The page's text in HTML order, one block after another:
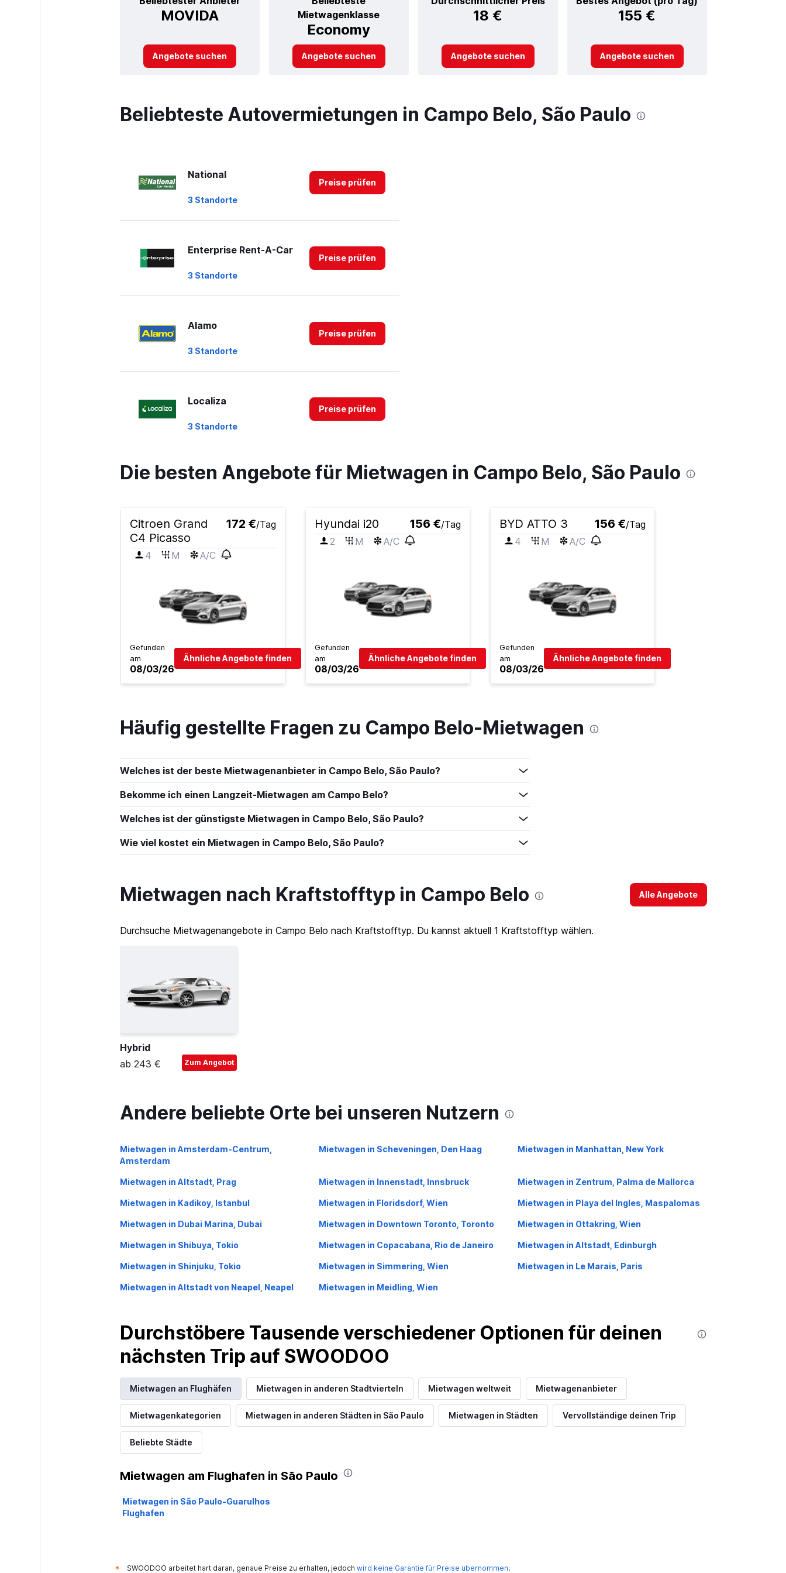
MOVIDA
Mietwagenklasse
Economy
18 € 155 €
Angebote suchen Angebote suchen Angebote suchen Angebote suchen
Beliebteste Autovermietungen in Campo Belo, São Paulo
National
3 Standorte
Preise prüfen
Enterprise Rent-A-Car
3 Standorte
Preise prüfen
Alamo
3 Standorte
Preise prüfen
Localiza
3 Standorte
Preise prüfen
Budget
FOCO
2 Bewertungen
1 Standort
Avis
Preise prüfen
Hertz
1 Bewertung
Die besten Angebote für Mietwagen in Campo Belo, São Paulo
Citroen Grand
C4 Picasso
172 €/Tag
4 M A/C
Gefunden
am
08/03/26
Ähnliche Angebote finden
Hyundai i20 156 €/Tag
2
M A/C
Gefunden
am
08/03/26
Ähnliche Angebote finden
BYD ATTO 3 156 €/Tag
4
M A/C
Gefunden
am
08/03/26
Ähnliche Angebote finden
Häufig gestellte Fragen zu Campo Belo-Mietwagen
Welches ist der beste Mietwagenanbieter in Campo Belo, São Paulo?
Bekomme ich einen Langzeit-Mietwagen am Campo Belo?
Welches ist der günstigste Mietwagen in Campo Belo, São Paulo?
Wie viel kostet ein Mietwagen in Campo Belo, São Paulo?
Mietwagen nach Kraftstofftyp in Campo Belo Alle Angebote
Durchsuche Mietwagenangebote in Campo Belo nach Kraftstofftyp. Du kannst aktuell 1 Kraftstofftyp wählen.
Hybrid
ab 243 €
Zum Angebot
Andere beliebte Orte bei unseren Nutzern
Mietwagen in Amsterdam-Centrum,
Amsterdam
Mietwagen in Scheveningen, Den Haag Mietwagen in Manhattan, New York
Mietwagen in Altstadt, Prag Mietwagen in Innenstadt, Innsbruck Mietwagen in Zentrum, Palma de Mallorca
Mietwagen in Kadikoy, Istanbul Mietwagen in Floridsdorf, Wien Mietwagen in Playa del Ingles, Maspalomas
Mietwagen in Dubai Marina, Dubai Mietwagen in Downtown Toronto, Toronto Mietwagen in Ottakring, Wien
Mietwagen in Shibuya, Tokio Mietwagen in Copacabana, Rio de Janeiro Mietwagen in Altstadt, Edinburgh
Mietwagen in Shinjuku, Tokio Mietwagen in Simmering, Wien Mietwagen in Le Marais, Paris
Mietwagen in Altstadt von Neapel, Neapel Mietwagen in Meidling, Wien
Durchstöbere Tausende verschiedener Optionen für deinen
nächsten Trip auf SWOODOO
Mietwagen an Flughäfen Mietwagen in anderen Stadtvierteln Mietwagen weltweit Mietwagenanbieter
Mietwagenkategorien Mietwagen in anderen Städten in São Paulo Mietwagen in Städten Vervollständige deinen Trip
Beliebte Städte
Mietwagen am Flughafen in São Paulo
Mietwagen in São Paulo-Guarulhos
Flughafen
* SWOODOO arbeitet hart daran, genaue Preise zu erhalten, jedoch wird keine Garantie für Preise übernommen.